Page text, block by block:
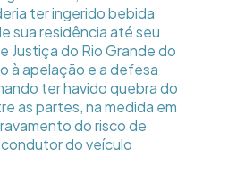
ter ingerido bebida
sua residência até seu
Justiça do Rio Grande do
à apelação e a defesa
ter havido quebra do
as partes, na medida em
do risco de
do veículo